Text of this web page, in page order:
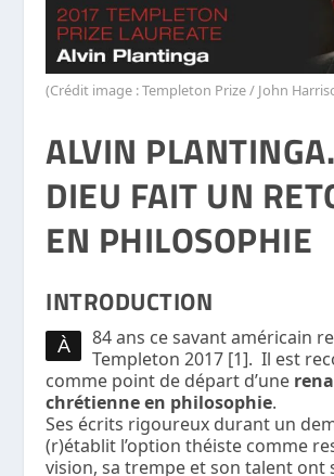
(Crédit image : Templeton Prize / John
ALVIN
DIEU FAIT UN
EN PHILOSOPHIE
INTRODUCTION
À
84 ans ce savant américain
Templeton 2017 [1]. Il est
comme point de départ d’une
chrétienne en philosophie.
Ses écrits rigoureux durant un
(r)établit l’option théiste comme
vision, sa trempe et son talent ont